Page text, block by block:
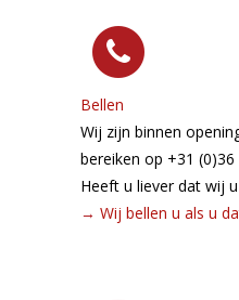
Bellen
Wij zijn binnen
bereiken op +31
Heeft u liever dat wij
→ Wij bellen u als u